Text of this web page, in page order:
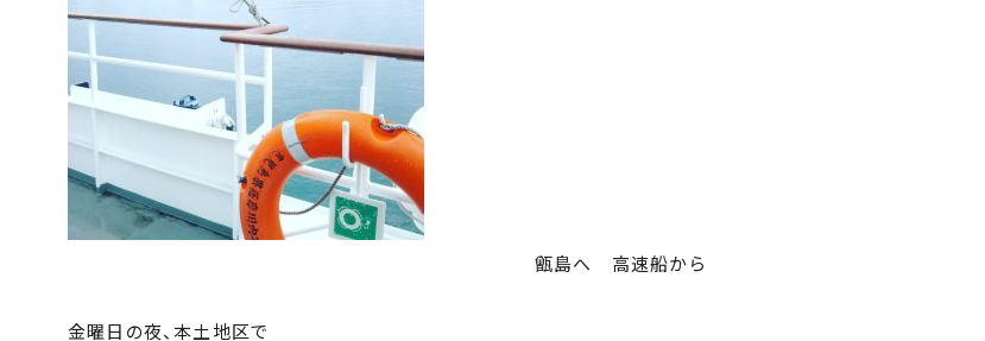
甑島へ 高速船から
金曜日の夜、本土地区で